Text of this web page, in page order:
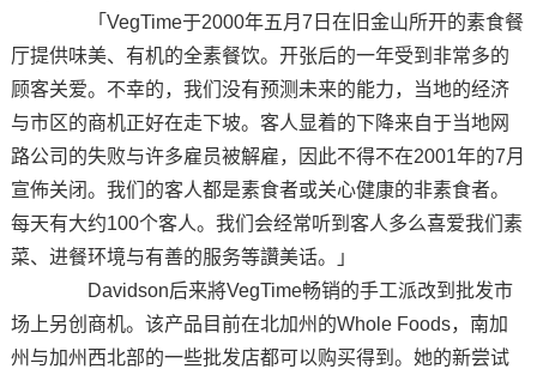
「VegTime于2000年五月7日在旧金山所开的素食餐
厅提供味美、有机的全素餐饮。开张后的一年受到非常多的
顾客关爱。不幸的，我们没有预测未来的能力，当地的经济
与市区的商机正好在走下坡。客人显着的下降来自于当地网
路公司的失败与许多雇员被解雇，因此不得不在2001年的7月
宣佈关闭。我们的客人都是素食者或关心健康的非素食者。
每天有大约100个客人。我们会经常听到客人多么喜爱我们素
菜、进餐环境与有善的服务等讚美话。」
Davidson后来將VegTime畅销的手工派改到批发市
场上另创商机。该产品目前在北加州的Whole Foods，南加
州与加州西北部的一些批发店都可以购买得到。她的新尝试